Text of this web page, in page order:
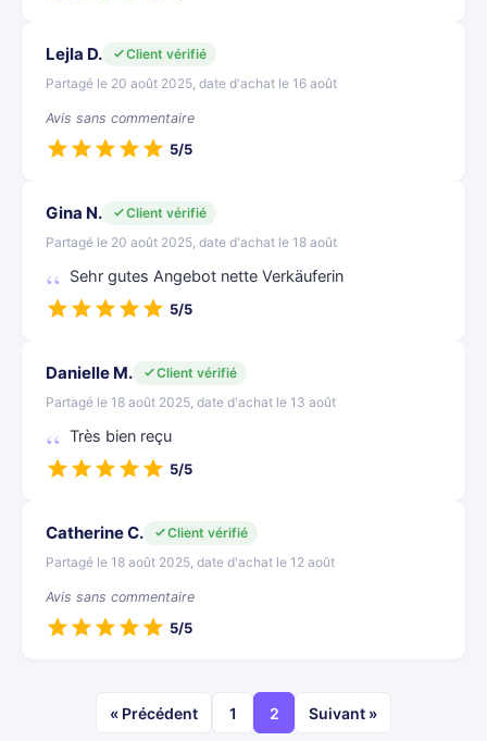
Lejla D.
Client vérifié
Partagé le 20 août 2025, date d'achat le 16 août
Avis sans commentaire
5/5
Gina N.
Client vérifié
Partagé le 20 août 2025, date d'achat le 18 août
Sehr gutes Angebot nette Verkäuferin
5/5
Danielle M.
Client vérifié
Partagé le 18 août 2025, date d'achat le 13 août
Très bien reçu
5/5
Catherine C.
Client vérifié
Partagé le 18 août 2025, date d'achat le 12 août
Avis sans commentaire
5/5
« Précédent 1 2 Suivant »